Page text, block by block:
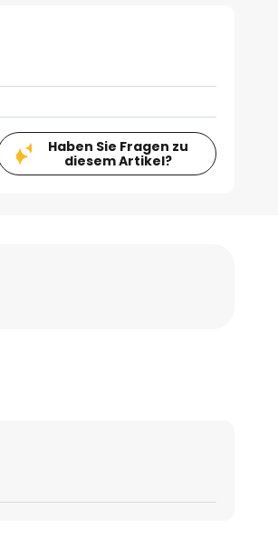
Haben Sie Fragen zu
diesem Artikel?